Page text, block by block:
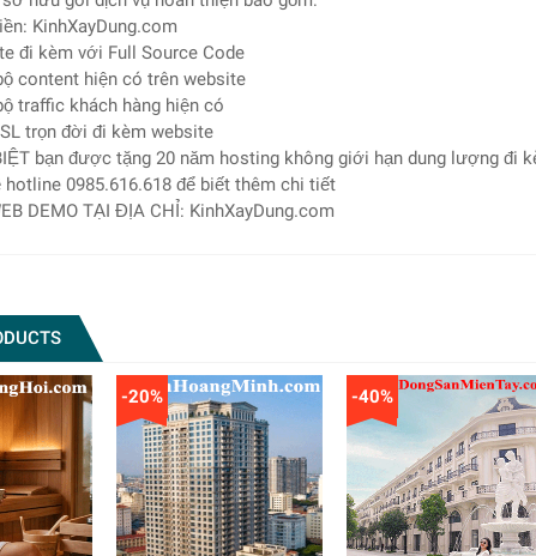
KinhXayDung.com
đi kèm với Full Source Code
content hiện có trên website
traffic khách hàng hiện có
trọn đời đi kèm website
bạn được tặng 20 năm hosting không giới hạn dung lượng đi
hotline 0985.616.618 để biết thêm chi tiết
DEMO TẠI ĐỊA CHỈ: KinhXayDung.com
-20% -40%